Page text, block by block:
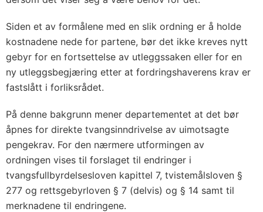
Siden et av formålene med en slik ordning er å holde
kostnadene nede for partene, bør det ikke kreves nytt
gebyr for en fortsettelse av utleggssaken eller for en
ny utleggsbegjæring etter at fordringshaverens krav er
fastslått i forliksrådet.
På denne bakgrunn mener departementet at det bør
åpnes for direkte tvangsinndrivelse av uimotsagte
pengekrav. For den nærmere utformingen av
ordningen vises til forslaget til endringer i
tvangsfullbyrdelsesloven kapittel 7, tvistemålsloven §
277 og rettsgebyrloven § 7 (delvis) og § 14 samt til
merknadene til endringene.